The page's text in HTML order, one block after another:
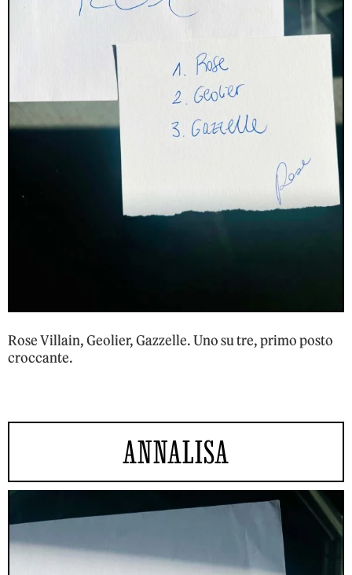
Rose Villain, Geolier, Gazzelle. Uno su tre, primo posto
croccante.
ANNALISA